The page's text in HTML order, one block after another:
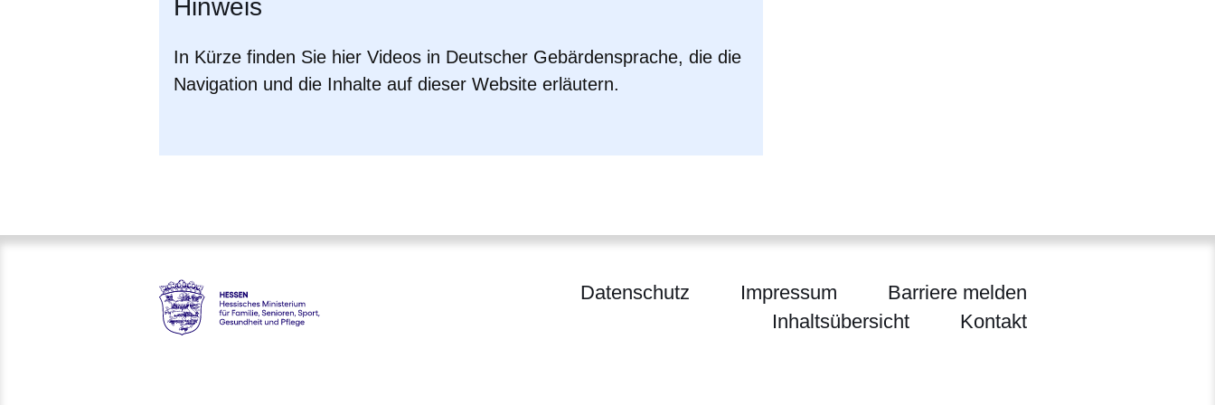
Hinweis
In Kürze finden Sie hier Videos in Deutscher Gebärdensprache, die die
Navigation und die Inhalte auf dieser Website erläutern.
Hessen - Hessisches Ministerium für Familie, Senioren, Sport, Gesundheit und Pflege
Datenschutz Impressum
Barriere melden
Inhaltsübersicht
Kontakt